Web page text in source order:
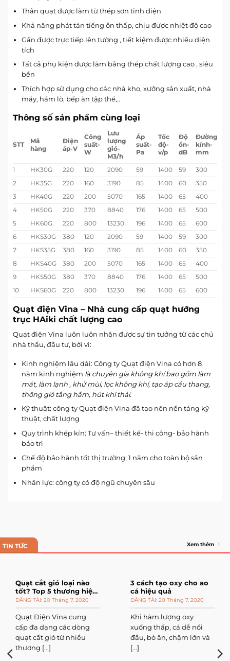
Thân quạt được làm từ thép sơn tĩnh điện
Khả năng phát tán tiếng ồn thấp, chịu được nhiệt độ cao
Gắn được trực tiếp lên tường , tiết kiệm được nhiều diện
tích
Tất cả phụ kiện được làm bằng thép chất lượng cao , siêu
bền
Thích hợp sử dụng cho các nhà kho, xưởng sản xuất, nhà
máy, hầm lò, bếp ăn tập thể,..
Thông số sản phẩm cùng loại
STT
Mã
hàng
Điện
áp-V
Công
suất-
W
Lưu
lượng
gió-
M3/h
Áp
suất-
Pa
Tốc
độ-
v/p
Độ
ồn-
dB
Đường
kính-
mm
1 HK30G 220 120 2090 59 1400 59
300
2
HK35G 220 160 3190 85 1400 60
350
3
HK40G 220 200 5070 165 1400 65
400
4
HK50G 220 370 8840 176 1400 65
500
5
HK60G 220 800 13230 196 1400 65
600
6
HKS30G 380 120 2090 59 1400 59
300
7
HKS35G 380 160 3190 85 1400 60
350
8
HKS40G 380 200 5070 165 1400 65
400
9
HKS50G 380 370 8840 176 1400 65
500
10
HKS60G 220 800 13230 196 1400 65 600
Quạt điện Vina – Nhà cung cấp quạt hướng
trục HAiki chất lượng cao
Quạt điện Vina luôn luôn nhận được sự tin tưởng từ các chủ
nhà thầu, đầu tư, bởi vì:
Kinh nghiệm lâu dài: Công ty Quạt điện Vina có hơn 8
năm kinh nghiệm là chuyên gia không khí bao gồm làm
mát, làm lạnh , khử mùi, lọc không khí, tạo áp cầu thang,
thông gió tầng hầm, hút khí thải.
Kỹ thuật: công ty Quạt điện Vina đã tạo nên nền tảng kỹ
thuật, chất lượng
Quy trình khép kín: Tư vấn– thiết kế- thi công- bảo hành
bảo trì
Chế độ bảo hành tốt thị trường; 1 năm cho toàn bộ sản
phẩm
Nhân lực: công ty có độ ngũ chuyên sâu
TIN TỨC Xem thêm
Quạt cắt gió loại nào
tốt? Top 5 thương hiệu
đáng mua20 Tháng 7, 2026
Quạt Điện Vina cung
cấp đa dạng các dòng
quạt cắt gió từ nhiều
thương [...]
3 cách tạo oxy cho ao
cá hiệu quả
20 Tháng 7, 2026
Khi hàm lượng oxy
xuống thấp, cá dễ nổi
đầu, bỏ ăn, chậm lớn và
[...]